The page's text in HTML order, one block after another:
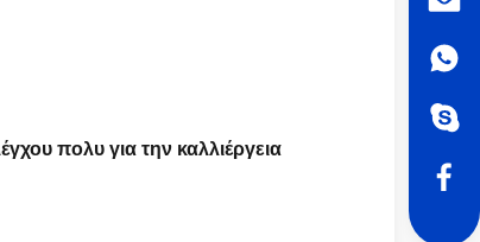
πολυ για την καλλιέργεια